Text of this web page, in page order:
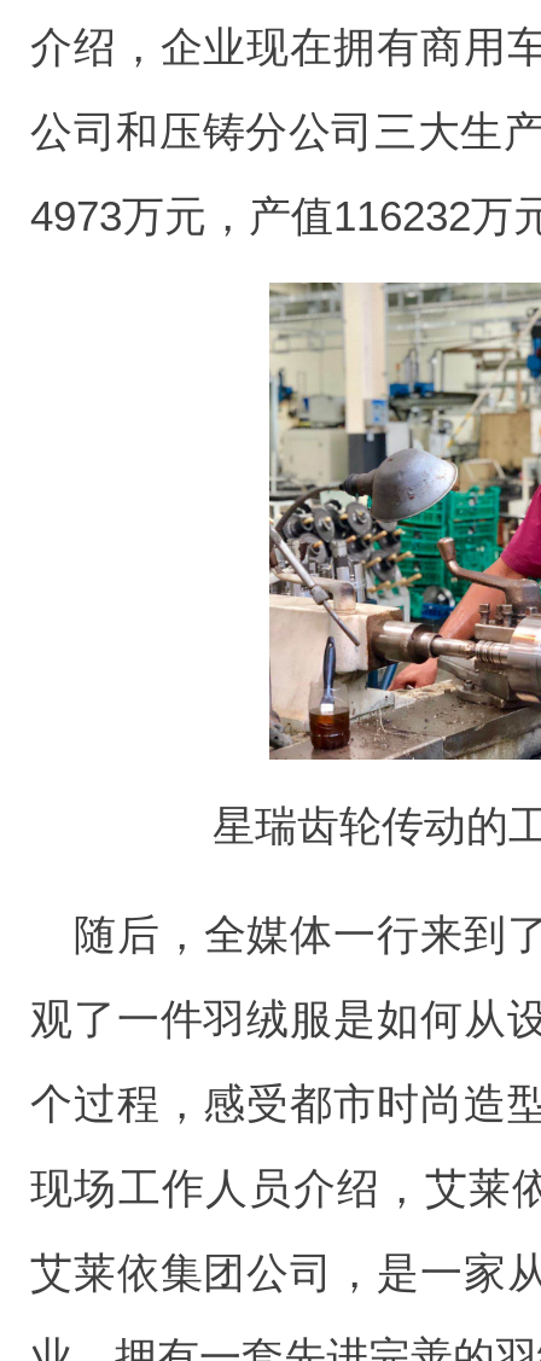
介绍，企业现在拥有商用
公司和压铸分公司三大生
4973万元，产值116232万
星瑞齿轮传动的
随后，全媒体一行来到
观了一件羽绒服是如何从
个过程，感受都市时尚造
现场工作人员介绍，艾莱
艾莱依集团公司，是一家